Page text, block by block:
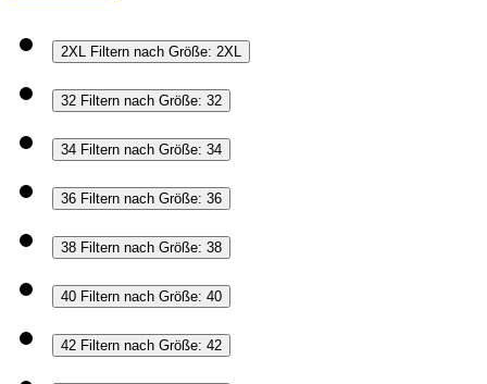
2XL Filtern nach Größe: 2XL
32 Filtern nach Größe: 32
34 Filtern nach Größe: 34
36 Filtern nach Größe: 36
38 Filtern nach Größe: 38
40 Filtern nach Größe: 40
42 Filtern nach Größe: 42